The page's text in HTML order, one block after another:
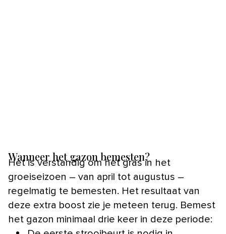
Wanneer het gazon bemesten?
Het is verstandig om het gras in het
groeiseizoen – van april tot augustus –
regelmatig te bemesten. Het resultaat van
deze extra boost zie je meteen terug. Bemest
het gazon minimaal drie keer in deze periode: